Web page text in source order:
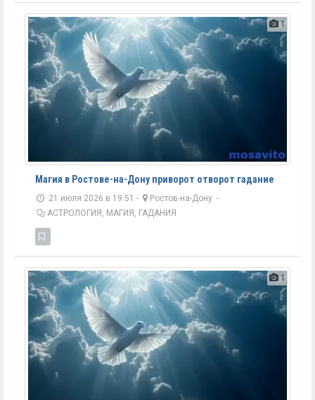
1
Магия в Ростове-на-Дону приворот отворот гадание
21 июля 2026 в 19:51 - Ростов-на-Дону -
АСТРОЛОГИЯ, МАГИЯ, ГАДАНИЯ
1